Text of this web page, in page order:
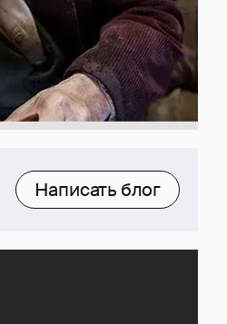
Написать блог